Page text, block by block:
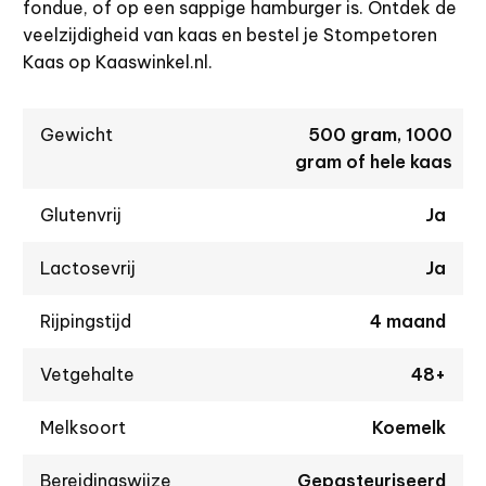
fondue, of op een sappige hamburger is. Ontdek de
veelzijdigheid van kaas en bestel je Stompetoren
Kaas op Kaaswinkel.nl.
Gewicht
500 gram, 1000
gram of hele kaas
Glutenvrij Ja
Lactosevrij Ja
Rijpingstijd 4 maand
Vetgehalte 48+
Melksoort Koemelk
Bereidingswijze Gepasteuriseerd